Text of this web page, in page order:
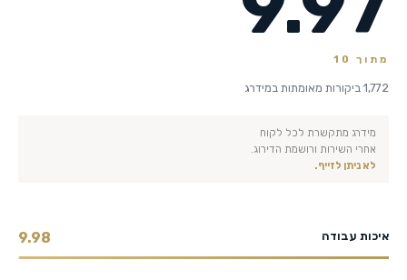
מתוך 10
1,772 ביקורות מאומתות במידרג
מידרג מתקשרת לכל לקוח
אחרי השירות ורושמת הדירוג.
לא ניתן לזייף.
איכות עבודה 9.98